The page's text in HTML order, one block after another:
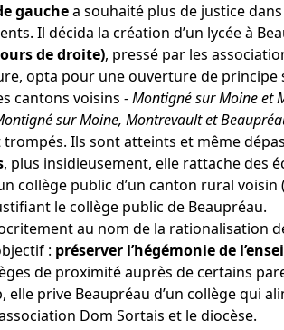
gauchea souhaité plus de justice
Il décida la création d’un lycée à
de droite), pressé par les
opta pour une ouverture de principe
cantons voisins -Montigné sur Moine et
sur Moine, Montrevault et
Ils sont atteints et même
, plus insidieusement, elle rattache des
collège public d’un canton rural voisin (
le collège public de Beaupréau.
au nom de la rationalisation
: préserver l’hégémonie de
de proximité auprès de certains
prive Beaupréau d’un collège qui
Dom Sortais et le diocèse.